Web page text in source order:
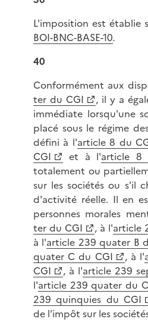
L'imposition est établie
BOI-BNC-BASE-10.
40
Conformément aux
ter du CGI
, il y a
immédiate lorsqu'une
placé sous le régime
défini à l'article 8 du
CGI
et à l'article 8
totalement ou
sur les sociétés ou s'il
d'activité réelle. Il en
personnes morales
ter du CGI
, à l'article
à l'article 239 quater B
quater C du CGI
, à l'
CGI
, à l'article 239
l'article 239 quater du
239 quinquies du CGI
de l'impôt sur les